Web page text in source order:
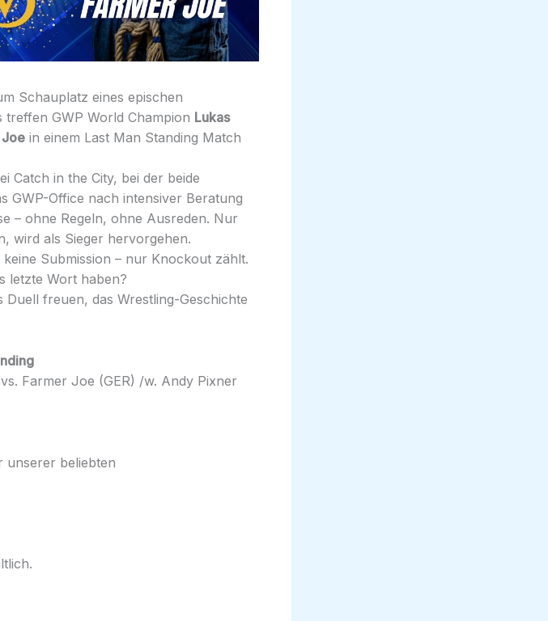
Schauplatz eines epischen
treffen GWP World Champion Lukas
Joe in einem Last Man Standing Match
Catch in the City, bei der beide
GWP-Office nach intensiver Beratung
– ohne Regeln, ohne Ausreden. Nur
wird als Sieger hervorgehen.
Submission – nur Knockout zählt.
letzte Wort haben?
freuen, das Wrestling-Geschichte
Farmer Joe (GER) /w. Andy Pixner
unserer beliebten